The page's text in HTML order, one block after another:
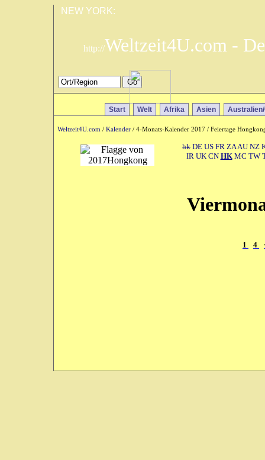
NEW YORK:
http://Weltzeit4U.com -
Start Welt Afrika Asien
Weltzeit4U.com / Kalender / 4-Monats-Kalender 2017 / Feiertage
hk DE US FR ZAAU NZ
IR UK CN HK MC TW
1 4